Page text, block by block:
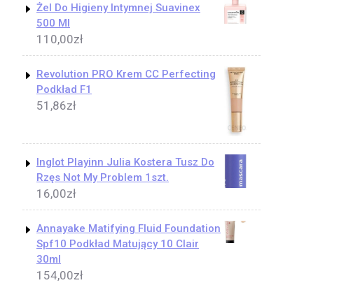
Żel Do Higieny Intymnej Suavinex
500 Ml
110,00zł
Revolution PRO Krem CC Perfecting
Podkład F1
51,86zł
Inglot Playinn Julia Kostera Tusz Do
Rzęs Not My Problem 1szt.
16,00zł
Annayake Matifying Fluid Foundation
Spf10 Podkład Matujący 10 Clair
30ml
154,00zł